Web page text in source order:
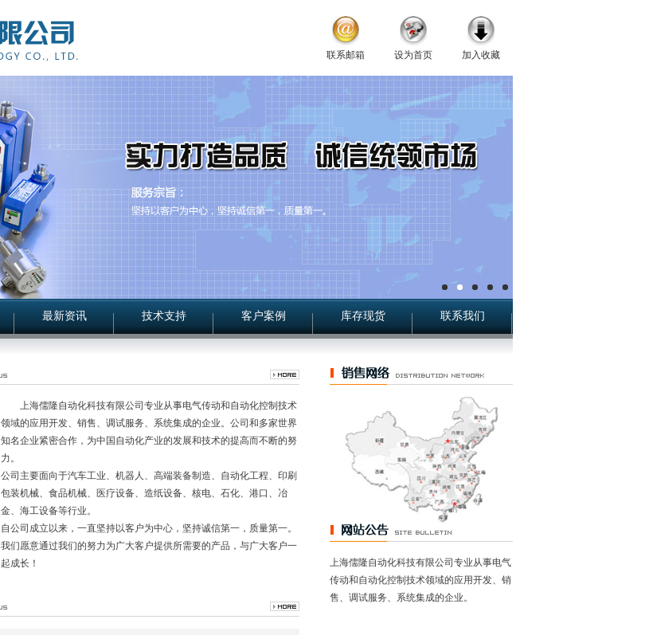
联系邮箱 设为首页 加入收藏
最新资讯 技术支持 客户案例 库存现货 联系我们
上海儒隆自动化科技有限公司专业从事电气传动和自动化控制技术
领域的应用开发、销售、调试服务、系统集成的企业。公司和多家世界
知名企业紧密合作，为中国自动化产业的发展和技术的提高而不断的努
力。
公司主要面向于汽车工业、机器人、高端装备制造、自动化工程、印刷
包装机械、食品机械、医疗设备、造纸设备、核电、石化、港口、冶
金、海工设备等行业。
自公司成立以来，一直坚持以客户为中心，坚持诚信第一，质量第一。
我们愿意通过我们的努力为广大客户提供所需要的产品，与广大客户一
起成长！
上海儒隆自动化科技有限公司专业从事电气
传动和自动化控制技术领域的应用开发、销
售、调试服务、系统集成的企业。